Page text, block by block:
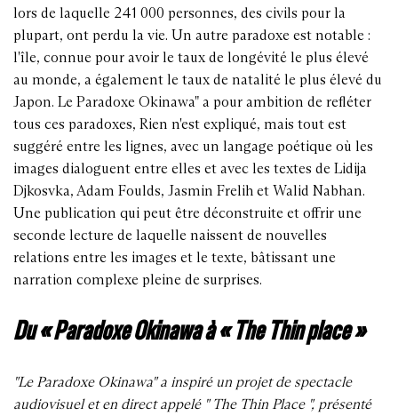
lors de laquelle 241 000 personnes, des civils pour la
plupart, ont perdu la vie. Un autre paradoxe est notable :
l'île, connue pour avoir le taux de longévité le plus élevé
au monde, a également le taux de natalité le plus élevé du
Japon. Le Paradoxe Okinawa" a pour ambition de refléter
tous ces paradoxes, Rien n'est expliqué, mais tout est
suggéré entre les lignes, avec un langage poétique où les
images dialoguent entre elles et avec les textes de Lidija
Djkosvka, Adam Foulds, Jasmin Frelih et Walid Nabhan.
Une publication qui peut être déconstruite et offrir une
seconde lecture de laquelle naissent de nouvelles
relations entre les images et le texte, bâtissant une
narration complexe pleine de surprises.
Du « Paradoxe Okinawa à « The Thin place »
"Le Paradoxe Okinawa" a inspiré un projet de spectacle
audiovisuel et en direct appelé " The Thin Place ", présenté